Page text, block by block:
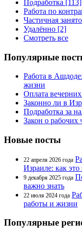
Подработка [113]
Работа по
Частичная
Удалённо [2]
Смотреть все
Популярные
Работа в
жизни
Оплата
Законно ли в
Подработка за
Закон о рабочих
Новые посты
22 апреля 2026 года
Израиле: как
9 декабря 2025 года
важно знать
22 июля 2024 года
работы и жизни
Популярные